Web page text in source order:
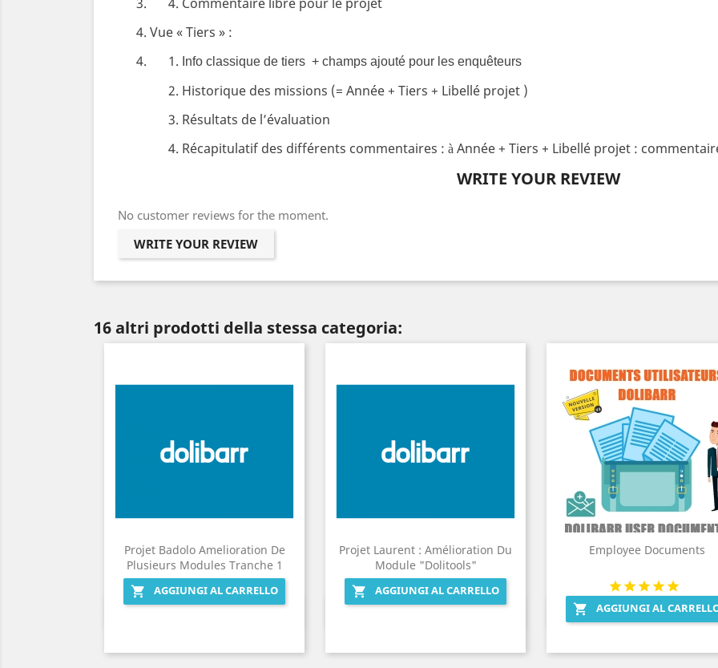
Vue « Tiers » :
Info classique de tiers + champs ajouté pour les enquêteurs
Historique des missions (= Année + Tiers + Libellé projet )
Résultats de l’évaluation
Récapitulatif des différents commentaires : à Année + Tiers + Libellé projet :
WRITE YOUR REVIEW
No customer reviews for the moment.
WRITE YOUR REVIEW
16 altri prodotti della stessa categoria:
Projet Badolo Amelioration De
Plusieurs Modules Tranche 1

AGGIUNGI AL CARRELLO
Projet Laurent : Amélioration Du
Module "Dolitools"

AGGIUNGI AL CARRELLO
Employee Documents
 AGGIUNGI AL
Anteprima